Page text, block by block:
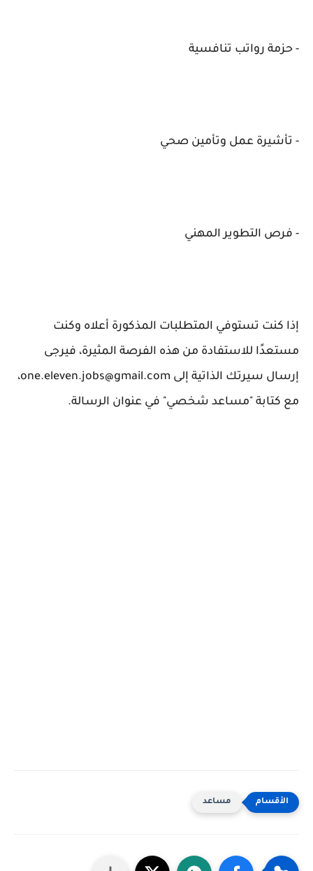
- حزمة رواتب تنافسية
- تأشيرة عمل وتأمين صحي
- فرص التطوير المهني
إذا كنت تستوفي المتطلبات المذكورة أعلاه وكنت
مستعدًا للاستفادة من هذه الفرصة المثيرة، فيرجى
إرسال سيرتك الذاتية إلى one.eleven.jobs@gmail.com،
مع كتابة "مساعد شخصي" في عنوان الرسالة.
مساعد